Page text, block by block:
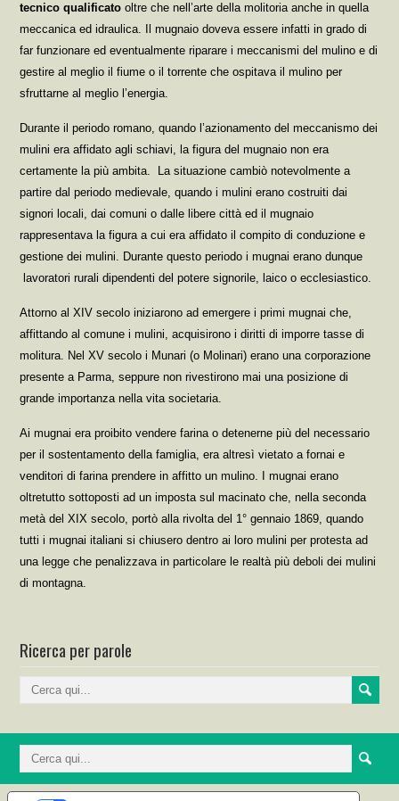
tecnico qualificatooltre che nell’arte della molitoria anche in quella
meccanica ed idraulica. Il mugnaio doveva essere infatti in grado di
far funzionare ed eventualmente riparare i meccanismi del mulino e di
gestire al meglio il fiume o il torrente che ospitava il mulino per
sfruttarne al meglio l’energia.
Durante il periodo romano, quando l’azionamento del meccanismo dei
mulini era affidato agli schiavi, la figura del mugnaio non era
certamente la più ambita. La situazione cambiò notevolmente a
partire dal periodo medievale, quando i mulini erano costruiti dai
signori locali, dai comuni o dalle libere città ed il mugnaio
rappresentava la figura a cui era affidato il compito di conduzione e
gestione dei mulini. Durante questo periodo i mugnai erano dunque
lavoratori rurali dipendenti del potere signorile, laico o ecclesiastico.
Attorno al XIV secolo iniziarono ad emergere i primi mugnai che,
affittando al comune i mulini, acquisirono i diritti di imporre tasse di
molitura. Nel XV secolo i Munari (o Molinari) erano una corporazione
presente a Parma, seppure non rivestirono mai una posizione di
grande importanza nella vita societaria.
Ai mugnai era proibito vendere farina o detenerne più del necessario
per il sostentamento della famiglia, era altresì vietato a fornai e
venditori di farina prendere in affitto un mulino. I mugnai erano
oltretutto sottoposti ad un imposta sul macinato che, nella seconda
metà del XIX secolo, portò alla rivolta del 1° gennaio 1869, quando
tutti i mugnai italiani si chiusero dentro ai loro mulini per protesta ad
una legge che penalizzava in particolare le realtà più deboli dei mulini
di montagna.
Ricerca per parole